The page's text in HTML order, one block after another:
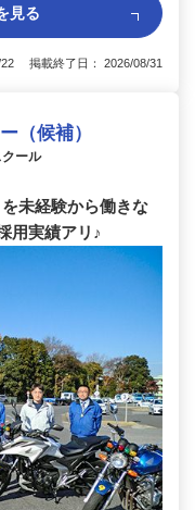
見る
22 掲載終了日： 2026/08/31
（候補）
ール
未経験から働きな
用実績アリ♪